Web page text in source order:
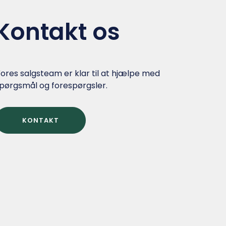
os
salgsteam er klar til at hjælpe med
og forespørgsler.
KONTAKT